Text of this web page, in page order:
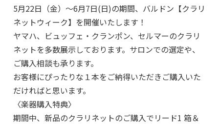
5月22日（金）～6月7日(日)の期間、バルドン【クラリ
ネットウィーク】を開催いたします！
ヤマハ、ビュッフェ・クランポン、セルマーのクラリ
ネットを多数展示しております。サロンでの選定や、
ご購入相談も承ります。
お客様にぴったりな１本をご納得いただきご購入いた
だければと思います。
〈楽器購入特典〉
期間中、新品のクラリネットのご購入でリード1 箱＆